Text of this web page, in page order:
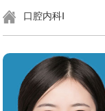
创岗创号
医生介绍
就医指南
口腔内科Ⅰ